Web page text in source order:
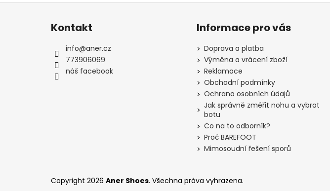
Z
Kontakt
info@aner.cz
773906069
náš facebook
Informace pro vás
Doprava a platba
Výměna a vrácení zboží
Reklamace
Obchodní podmínky
Ochrana osobních údajů
Jak správně změřit nohu a vybrat
botu
Co na to odborník?
Proč BAREFOOT
Mimosoudní řešení sporů
Copyright 2026 Aner Shoes. Všechna práva vyhrazena.